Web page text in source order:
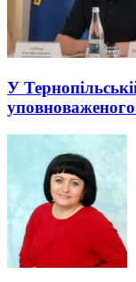
У
уповноваженого